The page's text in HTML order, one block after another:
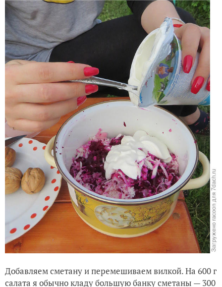
Добавляем сметану и перемешиваем вилкой. На 600 г
салата я обычно кладу большую банку сметаны — 300